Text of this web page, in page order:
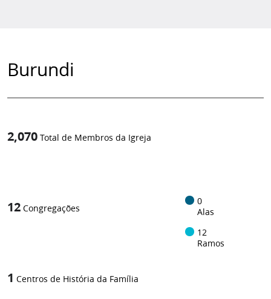
Burundi
2,070 Total de Membros da Igreja
12 Congregações
0
Alas
12
Ramos
1 Centros de História da Família